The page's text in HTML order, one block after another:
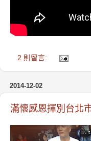
2 則留言:
2014-12-02
滿懷感恩揮別台北